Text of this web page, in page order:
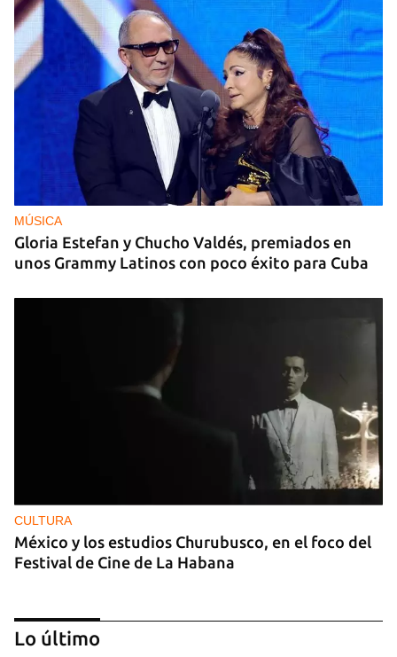
MÚSICA
Gloria Estefan y Chucho Valdés, premiados en
unos Grammy Latinos con poco éxito para Cuba
CULTURA
México y los estudios Churubusco, en el foco del
Festival de Cine de La Habana
Lo último